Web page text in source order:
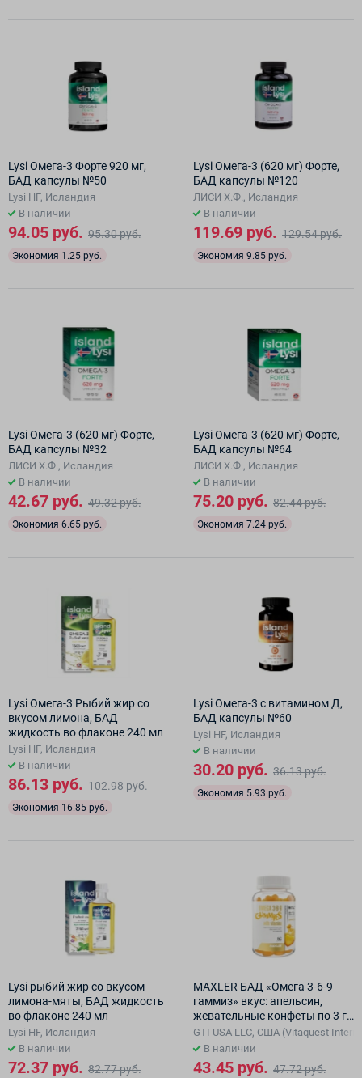
Lysi Oмега-3 Форте 920 мг,
БАД капсулы №50
Lysi HF, Исландия
В наличии
94.05 руб. 95.30 руб.
Экономия 1.25 руб.
Lysi Омега-3 (620 мг) Форте,
БАД капсулы №120
ЛИСИ Х.Ф., Исландия
В наличии
119.69 руб. 129.54 руб.
Экономия 9.85 руб.
Lysi Омега-3 (620 мг) Форте,
БАД капсулы №32
ЛИСИ Х.Ф., Исландия
В наличии
42.67 руб. 49.32 руб.
Экономия 6.65 руб.
Lysi Омега-3 (620 мг) Форте,
БАД капсулы №64
ЛИСИ Х.Ф., Исландия
В наличии
75.20 руб. 82.44 руб.
Экономия 7.24 руб.
Lysi Омега-3 Рыбий жир со
вкусом лимона, БАД
жидкость во флаконе 240 мл
Lysi HF, Исландия
В наличии
86.13 руб. 102.98 руб.
Экономия 16.85 руб.
Lysi Омега-3 с витамином Д,
БАД капсулы №60
Lysi HF, Исландия
В наличии
30.20 руб. 36.13 руб.
Экономия 5.93 руб.
Lysi рыбий жир со вкусом
лимона-мяты, БАД жидкость
во флаконе 240 мл
Lysi HF, Исландия
В наличии
72.37 руб. 82.77 руб.
MAXLER БАД «Омега 3-6-9
гаммиз» вкус: апельсин,
жевательные конфеты по 3 г
№60
GTI USA LLC, США (Vitaquest
В наличии
43.45 руб. 47.72 руб.